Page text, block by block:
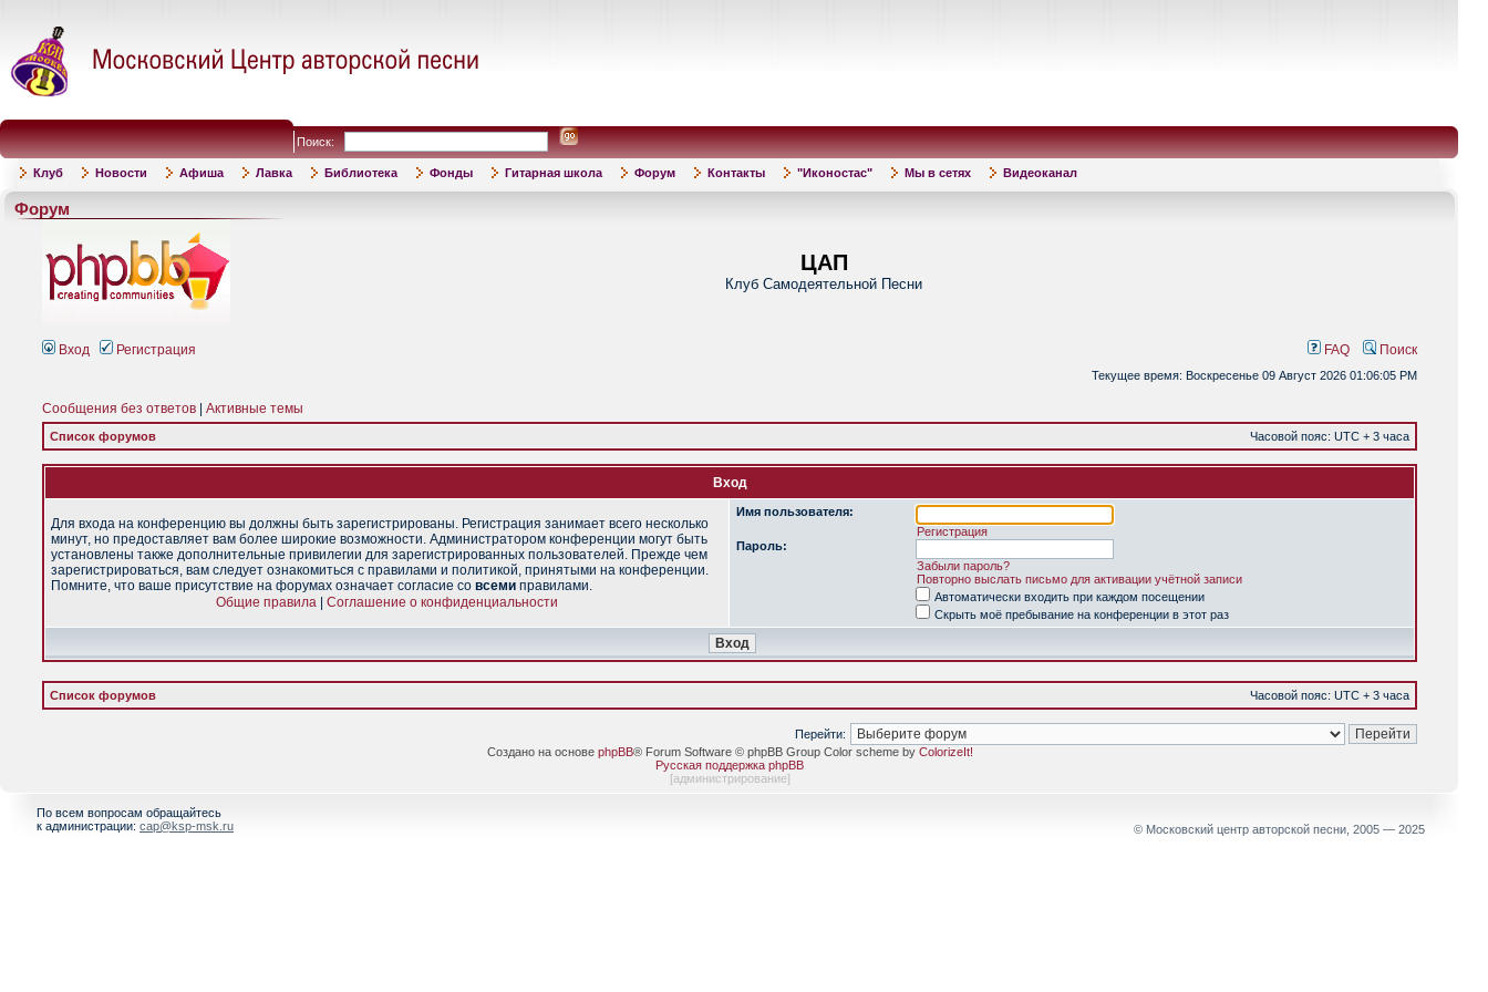
Поиск:
Клуб Новости Афиша Лавка Библиотека Фонды Гитарная школа Форум Контакты "Иконостас" Мы в сетях Видеоканал
Форум
ЦАП
Клуб Самодеятельной Песни
Вход Регистрация FAQ Поиск
Текущее время: Воскресенье 09 Август 2026 01:06:05 PM
Сообщения без ответов Активные темы
Список форумов Часовой пояс: UTC + 3 часа
Вход
Для входа на конференцию вы должны быть зарегистрированы. Регистрация занимает всего несколько
минут, но предоставляет вам более широкие возможности. Администратором конференции могут быть
установлены также дополнительные привилегии для зарегистрированных пользователей. Прежде чем
зарегистрироваться, вам следует ознакомиться с правилами и политикой, принятыми на конференции.
Помните, что ваше присутствие на форумах означает согласие со всеми правилами.
Общие правила
Соглашение о конфиденциальности
Имя пользователя:
Регистрация
Пароль:
Забыли пароль?
Повторно выслать письмо для активации учётной записи
Автоматически входить при каждом посещении
Скрыть моё пребывание на конференции в этот раз
Список форумов Часовой пояс: UTC + 3 часа
Перейти:
Создано на основе phpBB® Forum Software © phpBB Group Color scheme by ColorizeIt!
Русская поддержка phpBB
[администрирование]
По всем вопросам обращайтесь
к администрации: cap@ksp-msk.ru © Московский центр авторской песни, 2005 — 2025